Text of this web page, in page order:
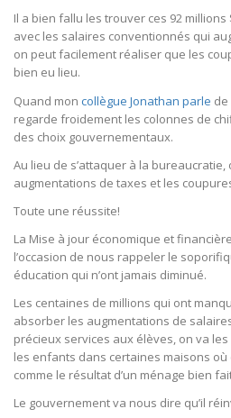
Il a bien fallu les trouver ces 92
avec les salaires conventionnés qui
on peut facilement réaliser que les
bien eu lieu.
Quand mon collègue Jonathan parle de
regarde froidement les colonnes de
des choix gouvernementaux.
Au lieu de s’attaquer à la bureaucratie,
augmentations de taxes et les
Toute une réussite!
La Mise à jour économique et
l’occasion de nous rappeler le
éducation qui n’ont jamais diminué.
Les centaines de millions qui ont
absorber les augmentations de
précieux services aux élèves, on va
les enfants dans certaines maisons
comme le résultat d’un ménage bien
Le gouvernement va nous dire qu’il